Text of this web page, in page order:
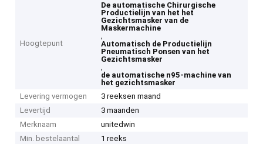
Hoogtepunt
De automatische Chirurgische
Productielijn van het het
Gezichtsmasker van de
Maskermachine
,
Automatisch de Productielijn
Pneumatisch Ponsen van het
Gezichtsmasker
,
de automatische n95-machine van
het gezichtsmasker
Levering vermogen
3 reeksen maand
Levertijd
3 maanden
Merknaam
unitedwin
Min. bestelaantal
1 reeks